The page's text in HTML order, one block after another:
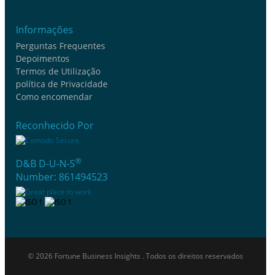
Informações
Perguntas Frequentes
Depoimentos
Termos de Utilização
política de Privacidade
Como encomendar
Reconhecido Por
D&B D-U-N-S®
Number: 861494523
© 2026 Fortune Business Insights . Todos os direitos reservados